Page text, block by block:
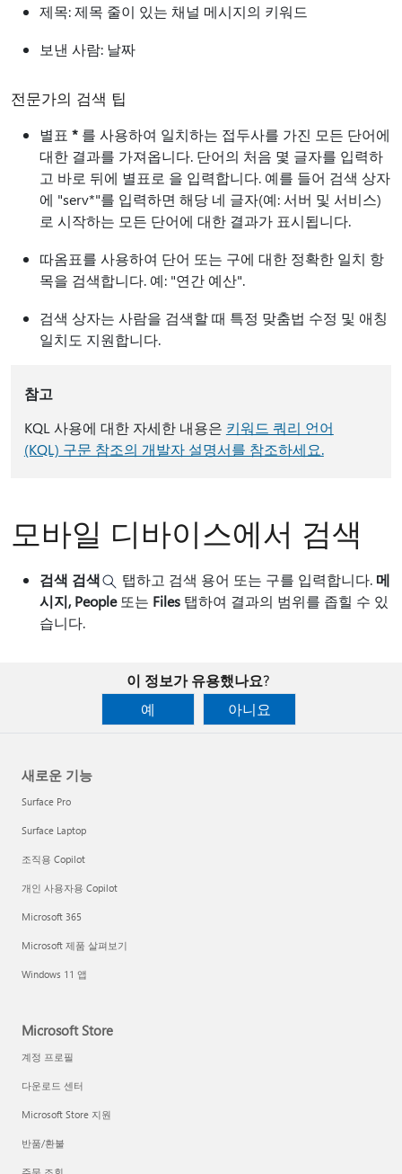
제목: 제목 줄이 있는 채널 메시지의 키워드
보낸 사람: 날짜
전문가의 검색 팁
별표 * 를 사용하여 일치하는 접두사를 가진 모든 단어에
대한 결과를 가져옵니다. 단어의 처음 몇 글자를 입력하
고 바로 뒤에 별표로 을 입력합니다. 예를 들어 검색 상자
에 "serv*"를 입력하면 해당 네 글자(예: 서버 및 서비스)
로 시작하는 모든 단어에 대한 결과가 표시됩니다.
따옴표를 사용하여 단어 또는 구에 대한 정확한 일치 항
목을 검색합니다. 예: "연간 예산".
검색 상자는 사람을 검색할 때 특정 맞춤법 수정 및 애칭
일치도 지원합니다.
참고
KQL 사용에 대한 자세한 내용은 키워드 쿼리 언어
(KQL) 구문 참조의 개발자 설명서를 참조하세요.
모바일 디바이스에서 검색
검색 검색 탭하고 검색 용어 또는 구를 입력합니다. 메
시지, People또는 Files 탭하여 결과의 범위를 좁힐 수 있
습니다.
이 정보가 유용했나요?
예
아니요
새로운 기능
Surface Pro
Surface Laptop
조직용 Copilot
개인 사용자용 Copilot
Microsoft 365
Microsoft 제품 살펴보기
Windows 11 앱
Microsoft Store
계정 프로필
다운로드 센터
Microsoft Store 지원
반품/환불